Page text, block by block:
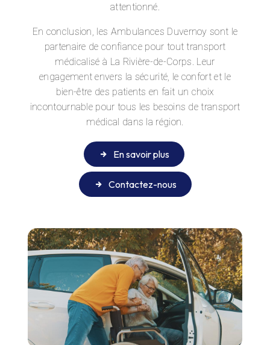
attentionné.
En conclusion, les Ambulances Duvernoy sont le
partenaire de confiance pour tout transport
médicalisé à La Rivière-de-Corps. Leur
engagement envers la sécurité, le confort et le
bien-être des patients en fait un choix
incontournable pour tous les besoins de transport
médical dans la région.
En savoir plus
Contactez-nous